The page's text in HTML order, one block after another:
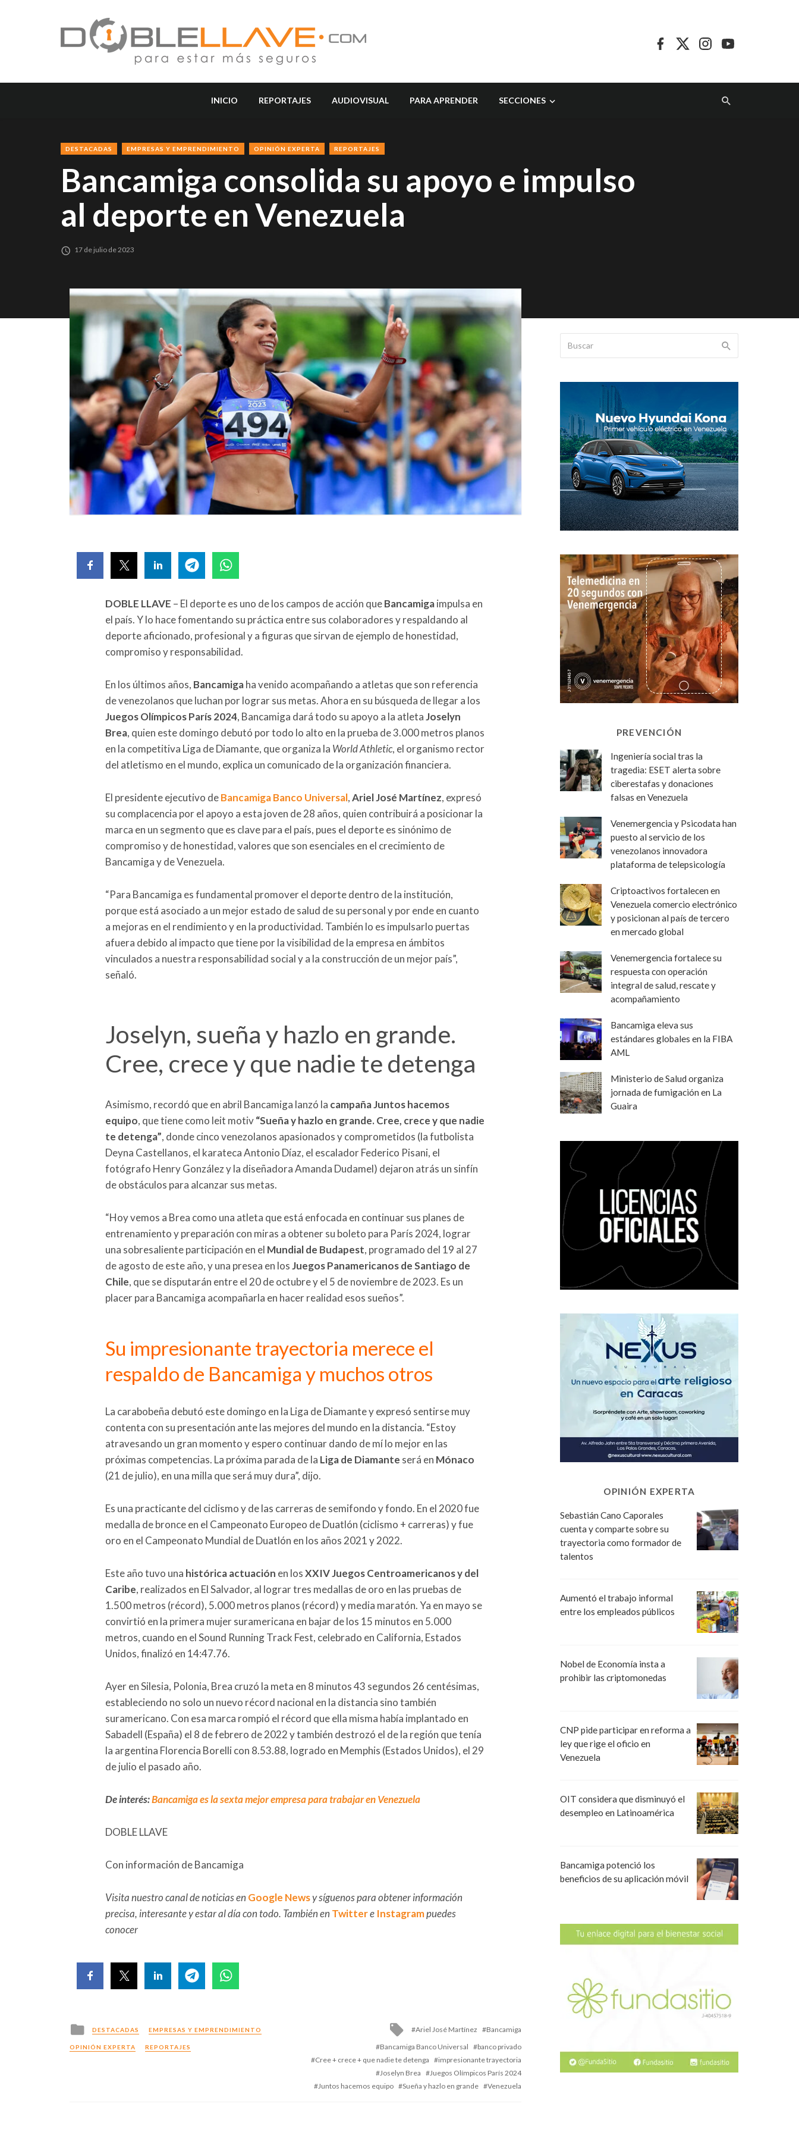
INICIO REPORTAJES AUDIOVISUAL PARA APRENDER SECCIONES
DESTACADAS EMPRESAS Y EMPRENDIMIENTO OPINIÓN EXPERTA REPORTAJES
Bancamiga consolida su apoyo e impulso
al deporte en Venezuela
17 de julio de 2023
DOBLE LLAVE – El deporte es uno de los campos de acción queBancamigaimpulsa en
el país. Y lo hace fomentando su práctica entre sus colaboradores y respaldando al
deporte aficionado, profesional y a figuras que sirvan de ejemplo de honestidad,
compromiso y responsabilidad.
En los últimos años, Bancamigaha venido acompañando a atletas que son referencia
de venezolanos que luchan por lograr sus metas. Ahora en su búsqueda de llegar a los
Juegos Olímpicos París 2024, Bancamiga dará todo su apoyo a la atletaJoselyn
Brea, quien este domingo debutó por todo lo alto en la prueba de 3.000 metros planos
en la competitiva Liga de Diamante, que organiza la World Athletic, el organismo rector
del atletismo en el mundo, explica un comunicado de la organización financiera.
El presidente ejecutivo deBancamiga Banco Universal,Ariel José Martínez, expresó
su complacencia por el apoyo a esta joven de 28 años, quien contribuirá a posicionar la
marca en un segmento que es clave para el país, pues el deporte es sinónimo de
compromiso y de honestidad, valores que son esenciales en el crecimiento de
Bancamiga y de Venezuela.
“Para Bancamiga es fundamental promover el deporte dentro de la institución,
porque está asociado a un mejor estado de salud de su personal y por ende en cuanto
a mejoras en el rendimiento y en la productividad. También lo es impulsarlo puertas
afuera debido al impacto que tiene por la visibilidad de la empresa en ámbitos
vinculados a nuestra responsabilidad social y a la construcción de un mejor país”,
señaló.
Joselyn, sueña y hazlo en grande.
Cree, crece y que nadie te detenga
Asimismo, recordó que en abril Bancamiga lanzó la campaña Juntos hacemos
equipo, que tiene como leit motiv“Sueña y hazlo en grande. Cree, crece y que nadie
te detenga”, donde cinco venezolanos apasionados y comprometidos (la futbolista
Deyna Castellanos, el karateca Antonio Díaz, el escalador Federico Pisani, el
fotógrafo Henry González y la diseñadora Amanda Dudamel) dejaron atrás un sinfín
de obstáculos para alcanzar sus metas.
“Hoy vemos a Brea como una atleta que está enfocada en continuar sus planes de
entrenamiento y preparación con miras a obtener su boleto para París 2024, lograr
una sobresaliente participación en el Mundial de Budapest, programado del 19 al 27
de agosto de este año, y una presea en losJuegos Panamericanos de Santiago de
Chile, que se disputarán entre el 20 de octubre y el 5 de noviembre de 2023. Es un
placer para Bancamiga acompañarla en hacer realidad esos sueños”.
Su impresionante trayectoria merece el
respaldo de Bancamiga y muchos otros
La carabobeña debutó este domingo en la Liga de Diamante y expresó sentirse muy
contenta con su presentación ante las mejores del mundo en la distancia. “Estoy
atravesando un gran momento y espero continuar dando de mí lo mejor en las
próximas competencias. La próxima parada de la Liga de Diamante será en Mónaco
(21 de julio), en una milla que será muy dura”, dijo.
Es una practicante del ciclismo y de las carreras de semifondo y fondo. En el 2020 fue
medalla de bronce en el Campeonato Europeo de Duatlón (ciclismo + carreras) y fue
oro en el Campeonato Mundial de Duatlón en los años 2021 y 2022.
Este año tuvo una histórica actuación en losXXIV Juegos Centroamericanos y del
Caribe, realizados en El Salvador, al lograr tres medallas de oro en las pruebas de
1.500 metros (récord), 5.000 metros planos (récord) y media maratón. Ya en mayo se
convirtió en la primera mujer suramericana en bajar de los 15 minutos en 5.000
metros, cuando en el Sound Running Track Fest, celebrado en California, Estados
Unidos, finalizó en 14:47.76.
Ayer en Silesia, Polonia, Brea cruzó la meta en 8 minutos 43 segundos 26 centésimas,
estableciendo no solo un nuevo récord nacional en la distancia sino también
suramericano. Con esa marca rompió el récord que ella misma había implantado en
Sabadell (España) el 8 de febrero de 2022 y también destrozó el de la región que tenía
la argentina Florencia Borelli con 8.53.88, logrado en Memphis (Estados Unidos), el 29
de julio el pasado año.
De interés:Bancamiga es la sexta mejor empresa para trabajar en Venezuela
DOBLE LLAVE
Con información de Bancamiga
Visita nuestro canal de noticias en Google Newsy síguenos para obtener información
precisa, interesante y estar al día con todo. También en Twittere Instagrampuedes
conocer
Posted
in
DESTACADAS EMPRESAS Y EMPRENDIMIENTO
OPINIÓN EXPERTA REPORTAJES
Tagged
Ariel José Martínez
Bancamiga
Bancamiga Banco Universal
banco privado
Cree + crece + que nadie te detenga
impresionante trayectoria
Joselyn Brea
Juegos Olímpicos París 2024
Juntos hacemos equipo
Sueña y hazlo en grande Venezuela
PREVENCIÓN
Ingeniería social tras la
tragedia: ESET alerta sobre
ciberestafas y donaciones
falsas en Venezuela
Venemergencia y Psicodata han
puesto al servicio de los
venezolanos innovadora
plataforma de telepsicología
Criptoactivos fortalecen en
Venezuela comercio electrónico
y posicionan al país de tercero
en mercado global
Venemergencia fortalece su
respuesta con operación
integral de salud, rescate y
acompañamiento
Bancamiga eleva sus
estándares globales en la FIBA
AML
Ministerio de Salud organiza
jornada de fumigación en La
Guaira
OPINIÓN EXPERTA
Sebastián Cano Caporales
cuenta y comparte sobre su
trayectoria como formador de
talentos
Aumentó el trabajo informal
entre los empleados públicos
Nobel de Economía insta a
prohibir las criptomonedas
CNP pide participar en reforma a
ley que rige el oficio en
Venezuela
OIT considera que disminuyó el
desempleo en Latinoamérica
Bancamiga potenció los
beneficios de su aplicación móvil